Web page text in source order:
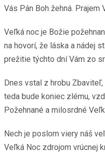
Vás Pán Boh žehná. Prajem
Veľká noc je Božie
na hovorí, že láska a nádej
prežitie týchto dní Vám zo
Dnes vstal z hrobu
teda bude koniec zlému,
Požehnané a milosrdné
Nech je poslom viery náš
Veľká Noc zdrojom vrúcnej